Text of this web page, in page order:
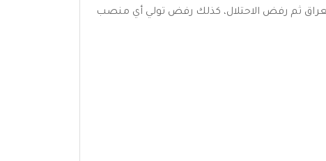
ثم رفض الاحتلال، كذلك رفض تولي أي منصب